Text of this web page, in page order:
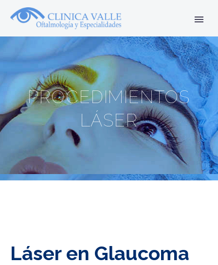
PROCEDIMIENTOS
LÁSER
Láser en Glaucoma